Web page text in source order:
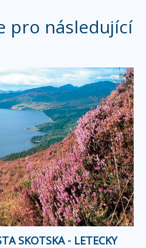
pro následující
SKOTSKA - LETECKY